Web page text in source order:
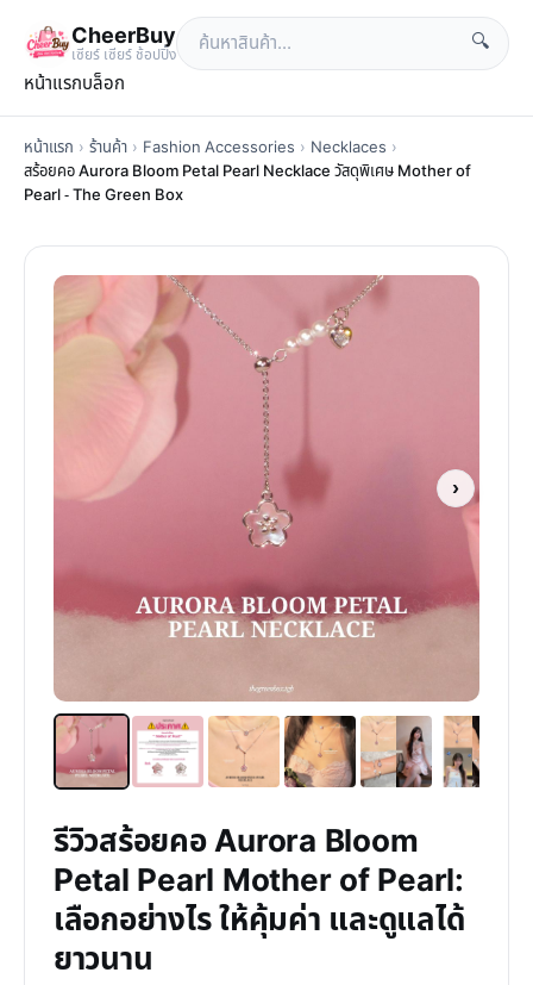
CheerBuy
เซียร์ เซียร์ ช้อปปิ้ง
🔍
หน้าแรกบล็อก
หน้าแรก › ร้านค้า › Fashion Accessories › Necklaces ›
สร้อยคอ Aurora Bloom Petal Pearl Necklace วัสดุพิเศษ Mother of
Pearl - The Green Box
›
รีวิวสร้อยคอ Aurora Bloom
Petal Pearl Mother of Pearl:
เลือกอย่างไร ให้คุ้มค่า และดูแลได้
ยาวนาน